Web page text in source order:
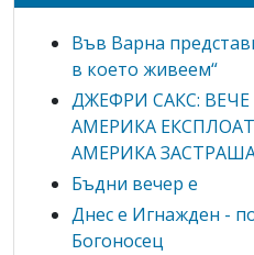
Във Варна
в което живеем“
ДЖЕФРИ САКС:
АМЕРИКА
АМЕРИКА
Бъдни вечер е
Днес е Игнажден -
Богоносец